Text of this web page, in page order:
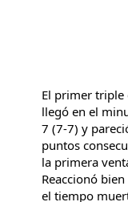
El primer triple
llegó en el
7 (7-7) y
puntos
la primera
Reaccionó
el tiempo